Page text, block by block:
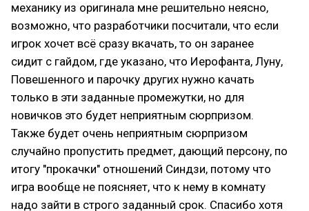
механику из оригинала мне решительно неясно,
возможно, что разработчики посчитали, что если
игрок хочет всё сразу вкачать, то он заранее
сидит с гайдом, где указано, что Иерофанта, Луну,
Повешенного и парочку других нужно качать
только в эти заданные промежутки, но для
новичков это будет неприятным сюрпризом.
Также будет очень неприятным сюрпризом
случайно пропустить предмет, дающий персону, по
итогу "прокачки" отношений Синдзи, потому что
игра вообще не поясняет, что к нему в комнату
надо зайти в строго заданный срок. Спасибо хотя